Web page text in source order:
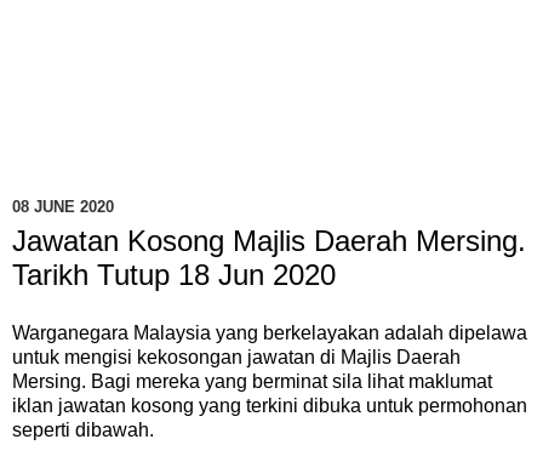
08 JUNE 2020
Jawatan Kosong Majlis Daerah Mersing.
Tarikh Tutup 18 Jun 2020
Warganegara Malaysia yang berkelayakan adalah dipelawa
untuk mengisi kekosongan jawatan di Majlis Daerah
Mersing. Bagi mereka yang berminat sila lihat maklumat
iklan jawatan kosong yang terkini dibuka untuk permohonan
seperti dibawah.